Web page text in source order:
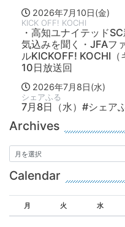
2026年7月10日(金)
KICK OFF! KOCHI
・高知ユナイテッド
気込みを聞く・JFAフ
ルKICKOFF! KOCHI
10日放送回
2026年7月8日(水)
シェアふる
7月8日（水）#シェア
Archives
Calendar
月 火 水